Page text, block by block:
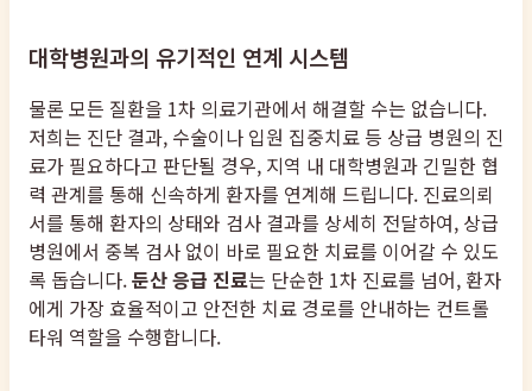
대학병원과의 유기적인 연계 시스템
물론 모든 질환을 1차 의료기관에서 해결할 수는 없습니다.
저희는 진단 결과, 수술이나 입원 집중치료 등 상급 병원의 진
료가 필요하다고 판단될 경우, 지역 내 대학병원과 긴밀한 협
력 관계를 통해 신속하게 환자를 연계해 드립니다. 진료의뢰
서를 통해 환자의 상태와 검사 결과를 상세히 전달하여, 상급
병원에서 중복 검사 없이 바로 필요한 치료를 이어갈 수 있도
록 돕습니다.둔산 응급 진료는 단순한 1차 진료를 넘어, 환자
에게 가장 효율적이고 안전한 치료 경로를 안내하는 컨트롤
타워 역할을 수행합니다.